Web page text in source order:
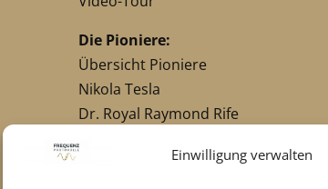
Einwilligung verwalten
Die Pioniere:
Übersicht Pioniere
Nikola Tesla
Dr. Royal Raymond Rife
Robert C. Beck